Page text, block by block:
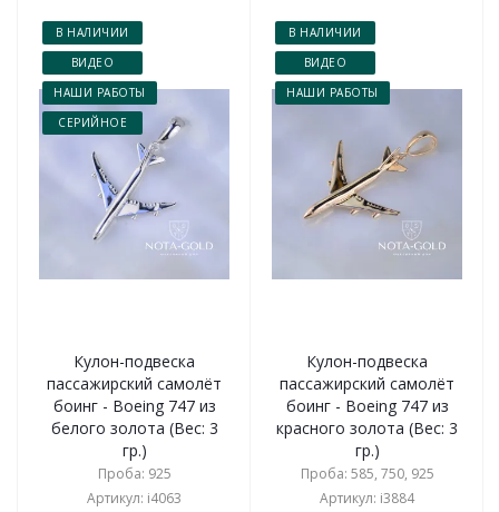
В НАЛИЧИИ
ВИДЕО
НАШИ РАБОТЫ
СЕРИЙНОЕ
Кулон-подвеска
пассажирский самолёт
боинг - Boeing 747 из
белого золота (Вес: 3
гр.)
Проба: 925
Артикул: i4063
В НАЛИЧИИ
ВИДЕО
НАШИ РАБОТЫ
Кулон-подвеска
пассажирский самолёт
боинг - Boeing 747 из
красного золота (Вес: 3
гр.)
Проба: 585, 750, 925
Артикул: i3884